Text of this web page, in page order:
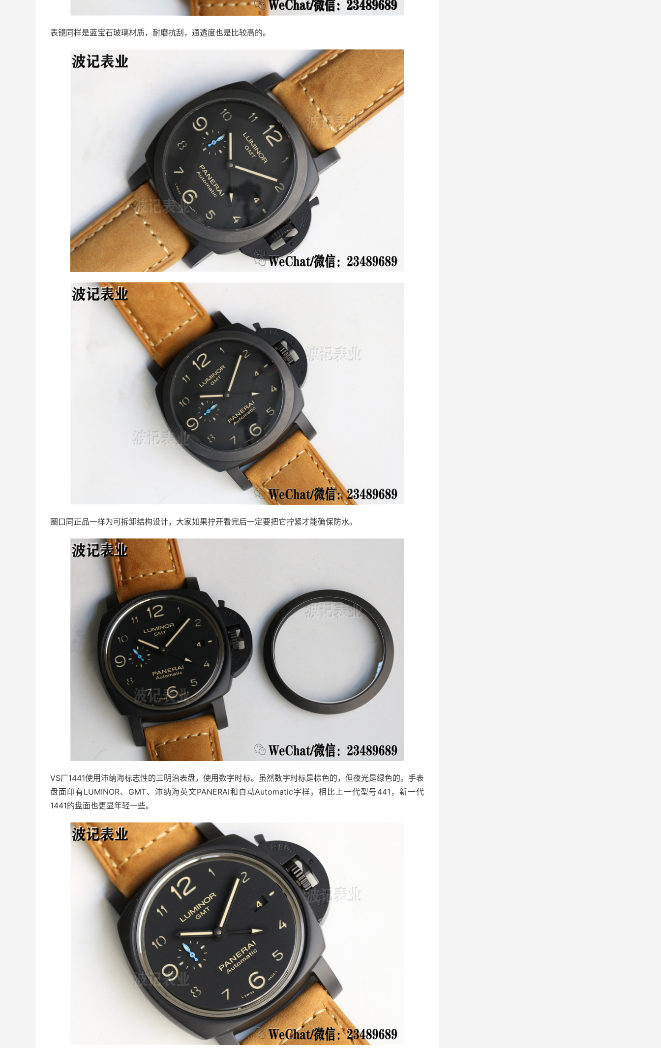
表镜同样是蓝宝石玻璃材质，耐磨抗刮，通透度也是比较高的。
圈口同正品一样为可拆卸结构设计，大家如果拧开看完后一定要把它拧紧才能确保防水。
VS厂1441使用沛纳海标志性的三明治表盘，使用数字时标。虽然数字时标是棕色的，但夜光是绿色的。手表
盘面印有LUMINOR、GMT、沛纳海英文PANERAI和自动Automatic字样。相比上一代型号441，新一代
1441的盘面也更显年轻一些。